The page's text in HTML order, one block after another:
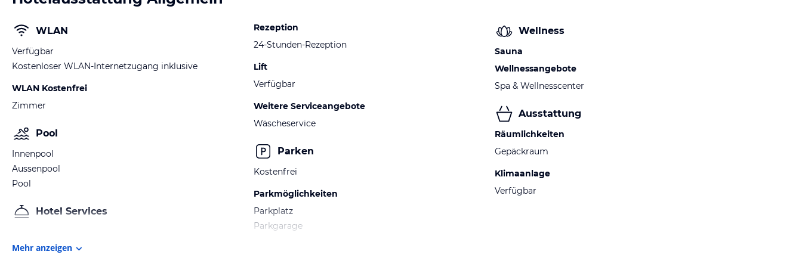
WLAN
Verfügbar
Kostenloser WLAN-Internetzugang inklusive
WLAN Kostenfrei
Zimmer
Pool
Innenpool
Aussenpool
Pool
Hotel Services
Rezeption
24-Stunden-Rezeption
Lift
Verfügbar
Weitere Serviceangebote
Wäscheservice
Parken
Kostenfrei
Parkmöglichkeiten
Parkplatz
Parkgarage
Wellness
Sauna
Wellnessangebote
Spa & Wellnesscenter
Ausstattung
Räumlichkeiten
Gepäckraum
Klimaanlage
Verfügbar
Mehr anzeigen